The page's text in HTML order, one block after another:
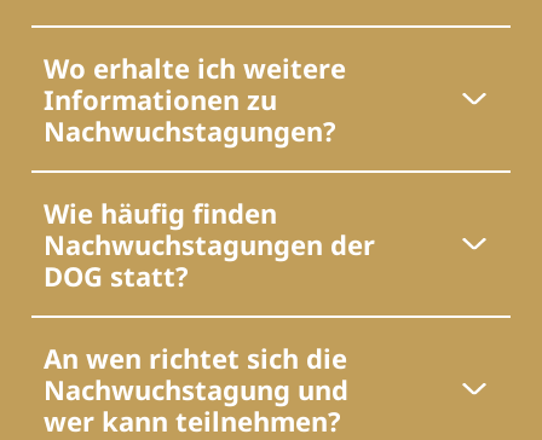
Doktorandin an der Universität Danzig, Polen
Wo erhalte ich weitere
Informationen zu
Nachwuchstagungen?
Wie häufig finden
Nachwuchstagungen der
DOG statt?
An wen richtet sich die
Nachwuchstagung und
wer kann teilnehmen?